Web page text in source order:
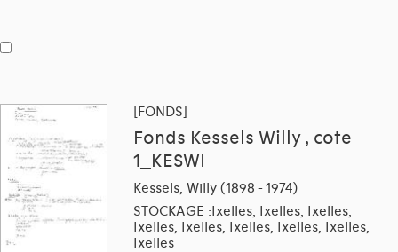
[FONDS]
Fonds Kessels Willy , cote
1_KESWI
Kessels, Willy (1898 - 1974)
STOCKAGE :Ixelles, Ixelles, Ixelles,
Ixelles, Ixelles, Ixelles, Ixelles, Ixelles,
Ixelles